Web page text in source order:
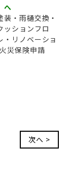
へ
・雨樋交換・
ッションフロ
リノベーショ
災保険申請
次へ >